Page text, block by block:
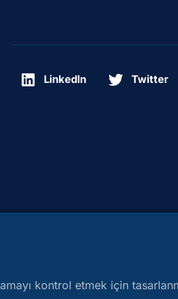
LinkedIn Twitter
kontrol etmek için